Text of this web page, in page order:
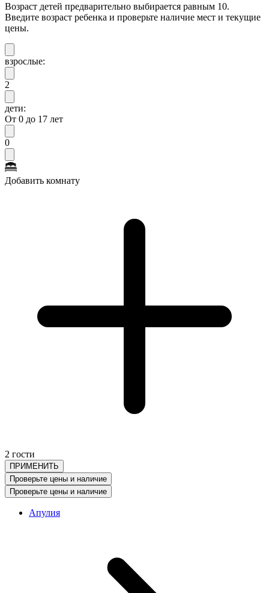
Возраст детей предварительно выбирается равным 10.
Введите возраст ребенка и проверьте наличие мест и текущие
цены.
взрослые:
2
дети:
От 0 до 17 лет
0
Добавить комнату
2 гости
ПРИМЕНИТЬ
Проверьте цены и наличие
Проверьте цены и наличие
Апулия